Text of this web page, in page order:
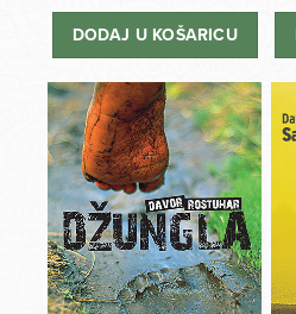
DODAJ U KOŠARICU